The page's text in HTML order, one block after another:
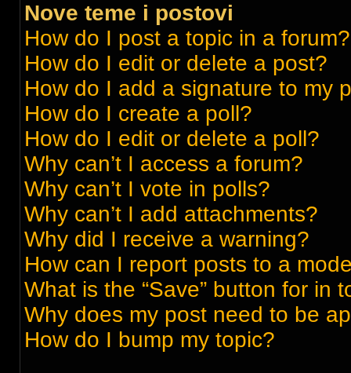
Nove teme i postovi
How do I post a topic in a forum?
How do I edit or delete a post?
How do I add a signature to my
How do I create a poll?
How do I edit or delete a poll?
Why can’t I access a forum?
Why can’t I vote in polls?
Why can’t I add attachments?
Why did I receive a warning?
How can I report posts to a
What is the “Save” button for in
Why does my post need to be
How do I bump my topic?